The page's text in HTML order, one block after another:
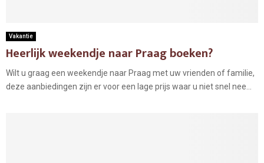
Vakantie
Heerlijk weekendje naar Praag boeken?
Wilt u graag een weekendje naar Praag met uw vrienden of familie,
deze aanbiedingen zijn er voor een lage prijs waar u niet snel nee...